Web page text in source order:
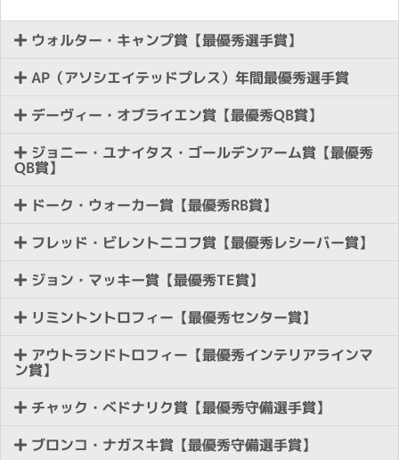
ウォルター・キャンプ賞【最優秀選手賞】
AP（アソシエイテッドプレス）年間最優秀選手賞
デーヴィー・オブライエン賞【最優秀QB賞】
ジョニー・ユナイタス・ゴールデンアーム賞【最優秀
QB賞】
ドーク・ウォーカー賞【最優秀RB賞】
フレッド・ビレントニコフ賞【最優秀レシーバー賞】
ジョン・マッキー賞【最優秀TE賞】
リミントントロフィー【最優秀センター賞】
アウトランドトロフィー【最優秀インテリアラインマ
ン賞】
チャック・べドナリク賞【最優秀守備選手賞】
ブロンコ・ナガスキ賞【最優秀守備選手賞】